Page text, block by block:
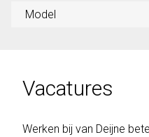
Vacatures
Werken bij van Deijne